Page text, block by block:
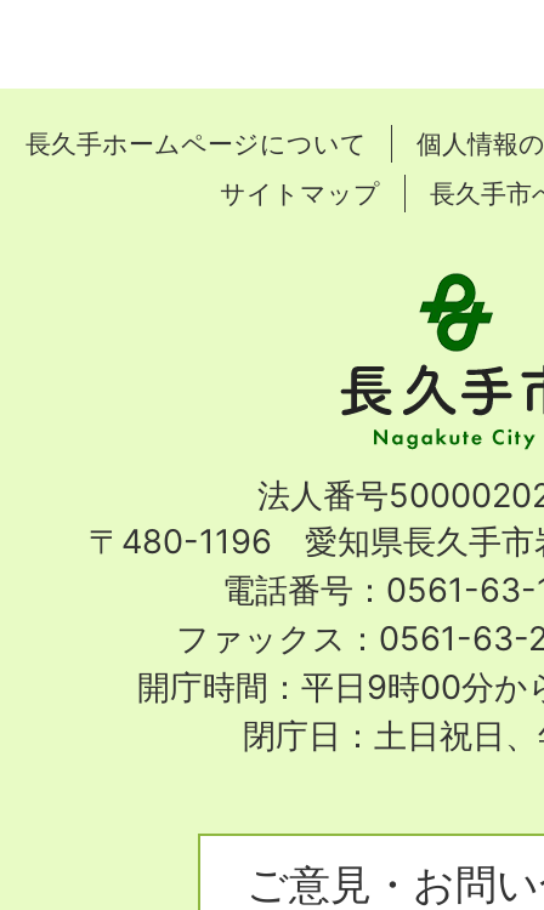
長久手ホームページについて
個人情報
サイトマップ
長久手市
手
市
City
法人番号
〒480-1196 愛知県長久手市
電話番号：0561-63-
ファックス：0561-63-
開庁時間：平日9時00分か
閉庁日：土日祝日
ご意見・お問